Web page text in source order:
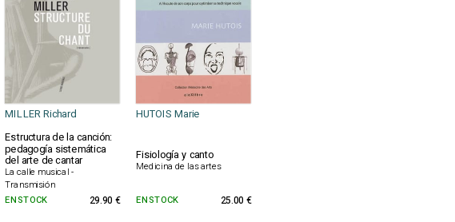
MILLER Richard HUTOIS Marie
Estructura de la canción:
pedagogía sistemática
del arte de cantar
La calle musical -
Transmisión
Fisiología y canto
Medicina de las artes
EN STOCK 29.90 € EN STOCK 25.00 €